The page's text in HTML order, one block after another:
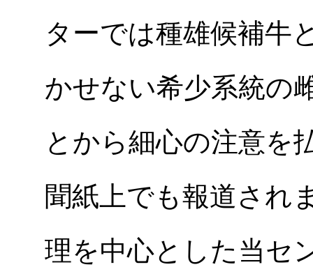
ターでは種雄候補牛
かせない希少系統の
とから細心の注意を
聞紙上でも報道され
理を中心とした当セ